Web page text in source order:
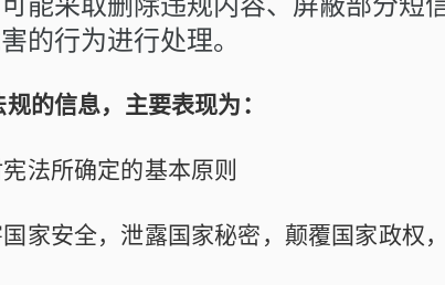
的行为进行处理。
的信息，主要表现为：
法所确定的基本原则
家安全，泄露国家秘密，颠覆国家政权